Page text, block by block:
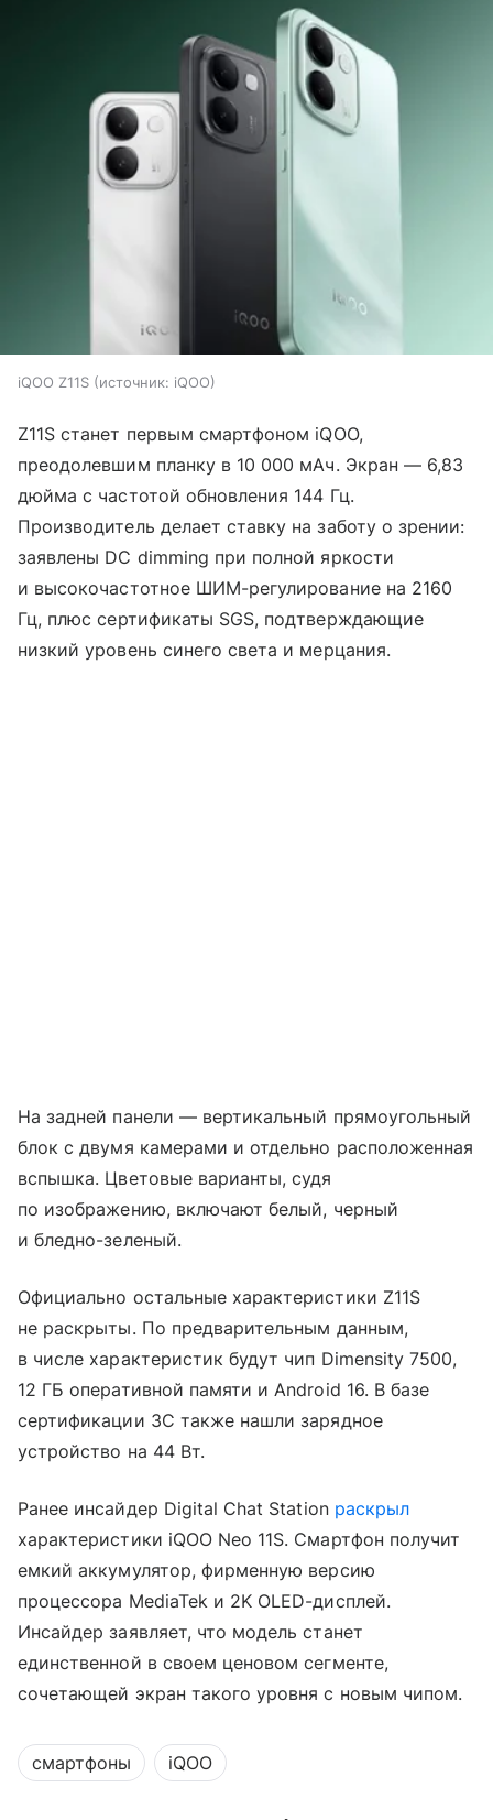
iQOO Z11S источник: iQOO
Z11S станет первым смартфоном iQOO,
преодолевшим планку в 10 000 мАч. Экран — 6,83
дюйма с частотой обновления 144 Гц.
Производитель делает ставку на заботу о зрении:
заявлены DC dimming при полной яркости
и высокочастотное ШИМ-регулирование на 2160
Гц, плюс сертификаты SGS, подтверждающие
низкий уровень синего света и мерцания.
На задней панели — вертикальный прямоугольный
блок с двумя камерами и отдельно расположенная
вспышка. Цветовые варианты, судя
по изображению, включают белый, черный
и бледно-зеленый.
Официально остальные характеристики Z11S
не раскрыты. По предварительным данным,
в числе характеристик будут чип Dimensity 7500,
12 ГБ оперативной памяти и Android 16. В базе
сертификации 3C также нашли зарядное
устройство на 44 Вт.
Ранее инсайдер Digital Chat Station раскрыл
характеристики iQOO Neo 11S. Смартфон получит
емкий аккумулятор, фирменную версию
процессора MediaTek и 2K OLED-дисплей.
Инсайдер заявляет, что модель станет
единственной в своем ценовом сегменте,
сочетающей экран такого уровня с новым чипом.
смартфоны iQOO